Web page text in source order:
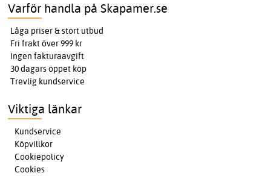
Varför handla på Skapamer.se
Låga priser & stort utbud
Fri frakt över 999 kr
Ingen fakturaavgift
30 dagars öppet köp
Trevlig kundservice
Viktiga länkar
Kundservice
Köpvillkor
Cookiepolicy
Cookies